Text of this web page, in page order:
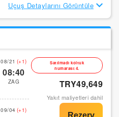
Uçuş Detaylarını Görüntüle
08/21 (+1)
08:40
ZAG
09/04 (+1)
Satılmadı koltuk
numarası:4.
TRY49,649
Yakıt maliyetleri dahil